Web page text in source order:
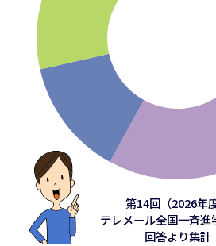
第14回（2026年度
テレメール全国一斉進
回答より集計